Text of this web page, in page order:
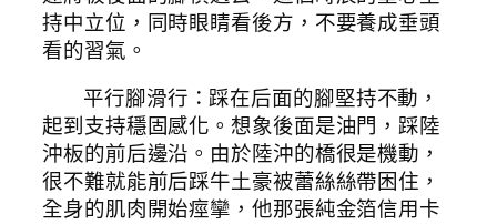
持中立位，同時眼睛看後方，不要養成垂頭
看的習氣。
平行腳滑行：踩在后面的腳堅持不動，
起到支持穩固感化。想象後面是油門，踩陸
沖板的前后邊沿。由於陸沖的橋很是機動，
很不難就能前后踩牛土豪被蕾絲絲帶困住，
全身的肌肉開始痙攣，他那張純金箔信用卡